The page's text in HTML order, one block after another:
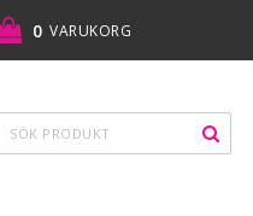
0 VARUKORG